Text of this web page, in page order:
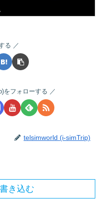
る
をフォローする
telsimworld (i-simTrip)
き込む